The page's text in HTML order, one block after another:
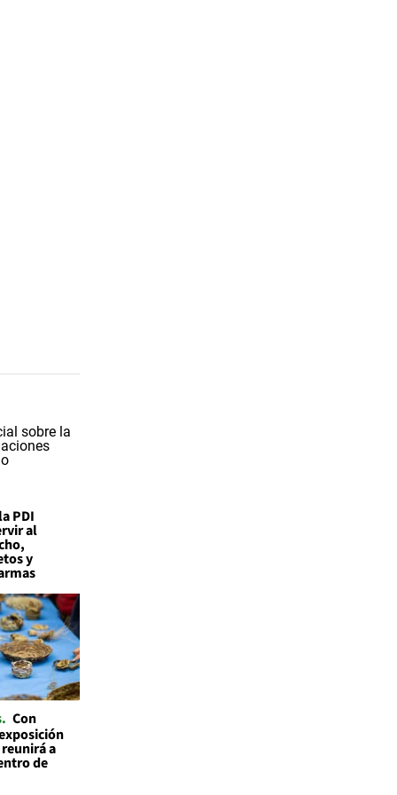
PDI
al
y
Con
a
de